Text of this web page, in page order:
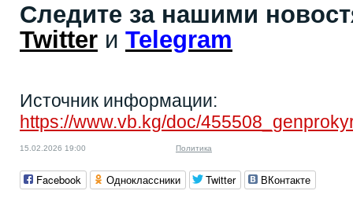
Следите за нашими
Twitter и Telegram
Источник информации:
https://www.vb.kg/doc/
15.02.2026 19:00 Политика
Facebook Одноклассники Twitter ВКонтакте